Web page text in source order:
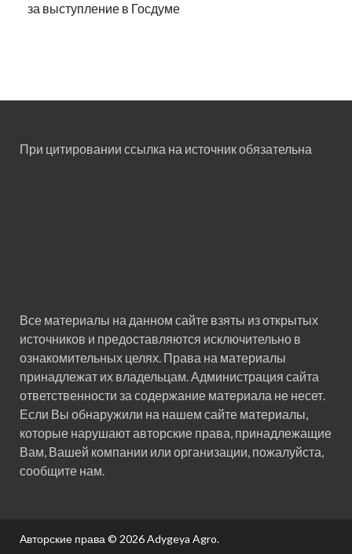
за выступление в Госдуме
При цитировании ссылка на источник обязательна
Все материалы на данном сайте взяты из открытых
источников и предоставляются исключительно в
ознакомительных целях. Права на материалы
принадлежат их владельцам. Администрация сайта
ответственности за содержание материала не несет.
Если Вы обнаружили на нашем сайте материалы,
которые нарушают авторские права, принадлежащие
Вам, Вашей компании или организации, пожалуйста,
сообщите нам.
Авторские права © 2026Adygeya Agro.